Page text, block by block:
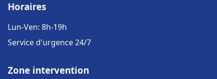
Horaires
Lun-Ven: 8h-19h
Service d'urgence 24/7
Zone intervention